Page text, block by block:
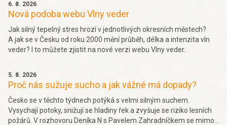
6. 8. 2026
Nová podoba webu Vlny veder
Jak silný tepelný stres hrozí v jednotlivých okresních městech?
A jak se v Česku od roku 2000 mění průběh, délka a intenzita vln
veder? I to můžete zjistit na nové verzi webu Vlny veder.
5. 8. 2026
Proč nás sužuje sucho a jak vážné má dopady?
Česko se v těchto týdnech potýká s velmi silným suchem.
Vysychají potoky, snižují se hladiny řek a zvyšuje se riziko lesních
požárů. V rozhovoru Deníka N s Pavelem Zahradníčkem se mimo